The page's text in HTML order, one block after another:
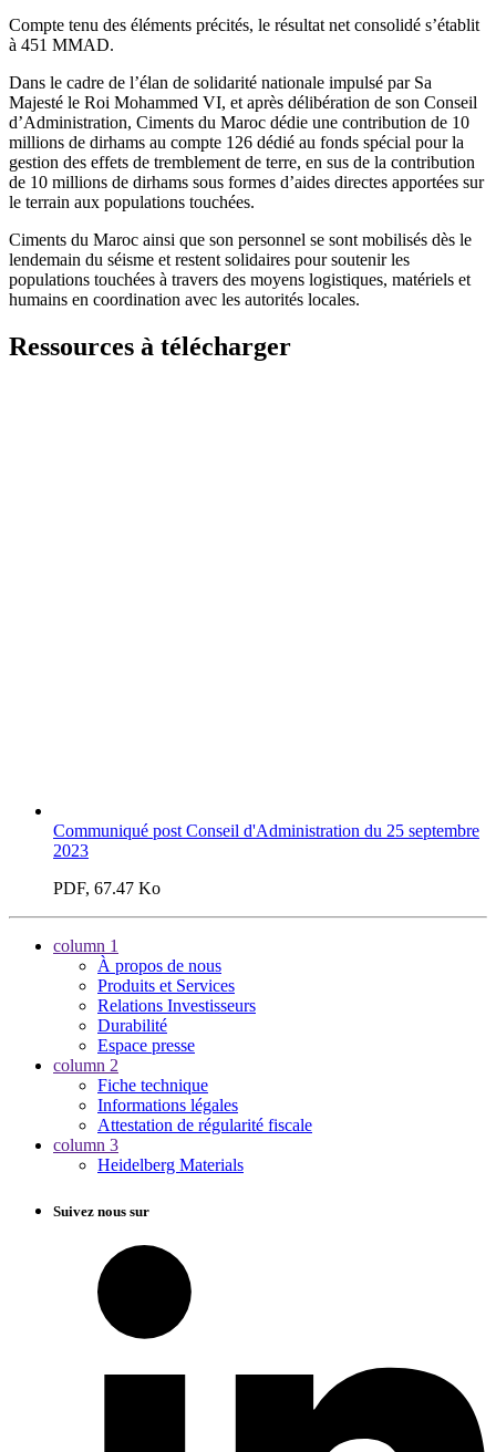
Compte tenu des éléments précités, le résultat net consolidé s’établit
à 451 MMAD.
Dans le cadre de l’élan de solidarité nationale impulsé par Sa
Majesté le Roi Mohammed VI, et après délibération de son Conseil
d’Administration, Ciments du Maroc dédie une contribution de 10
millions de dirhams au compte 126 dédié au fonds spécial pour la
gestion des effets de tremblement de terre, en sus de la contribution
de 10 millions de dirhams sous formes d’aides directes apportées sur
le terrain aux populations touchées.
Ciments du Maroc ainsi que son personnel se sont mobilisés dès le
lendemain du séisme et restent solidaires pour soutenir les
populations touchées à travers des moyens logistiques, matériels et
humains en coordination avec les autorités locales.
Ressources à télécharger
Communiqué post Conseil d'Administration du 25 septembre
2023
PDF, 67.47 Ko
column 1
À propos de nous
Produits et Services
Relations Investisseurs
Durabilité
Espace presse
column 2
Fiche technique
Informations légales
Attestation de régularité fiscale
column 3
Heidelberg Materials
Suivez nous sur